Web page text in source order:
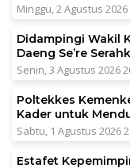
Minggu, 2 Agustus 2026
Didampingi Wakil
Daeng Se’re
Senin, 3 Agustus 2026
Poltekkes
Kader untuk
Sabtu, 1 Agustus 2026
Estafet